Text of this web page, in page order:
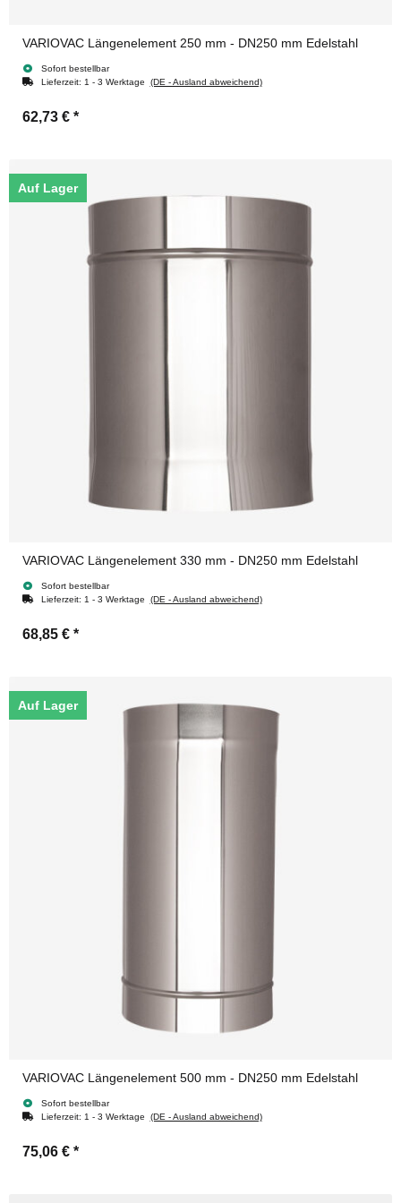
VARIOVAC Längenelement 250 mm - DN250 mm Edelstahl
Sofort bestellbar
Lieferzeit: 1 - 3 Werktage (DE - Ausland abweichend)
62,73 € *
Auf Lager
VARIOVAC Längenelement 330 mm - DN250 mm Edelstahl
Sofort bestellbar
Lieferzeit: 1 - 3 Werktage (DE - Ausland abweichend)
68,85 € *
Auf Lager
VARIOVAC Längenelement 500 mm - DN250 mm Edelstahl
Sofort bestellbar
Lieferzeit: 1 - 3 Werktage (DE - Ausland abweichend)
75,06 € *